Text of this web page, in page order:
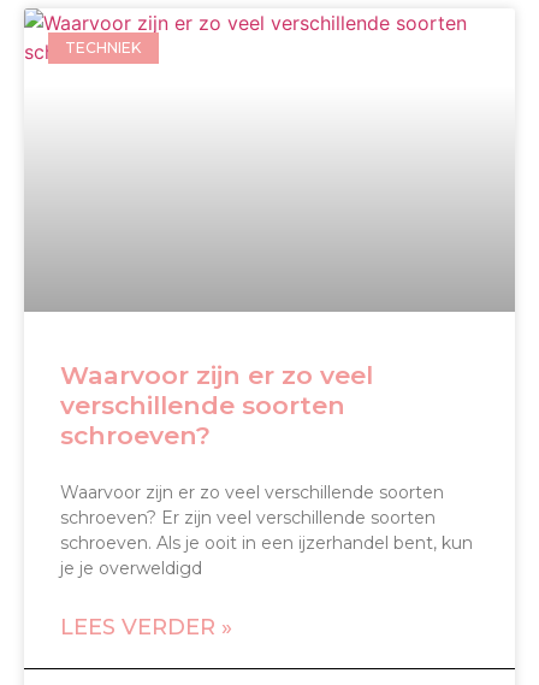
TECHNIEK
Waarvoor zijn er zo veel
verschillende soorten
schroeven?
Waarvoor zijn er zo veel verschillende soorten
schroeven? Er zijn veel verschillende soorten
schroeven. Als je ooit in een ijzerhandel bent, kun
je je overweldigd
LEES VERDER »